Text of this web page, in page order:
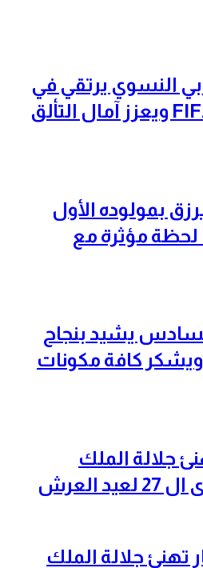
النسوي يرتقي في
تصنيف FIFA 2026 ويعزز آمال التألق
بمولوده الأول
لحظة مؤثرة مع
يشيد بنجاح
كافة مكونات
جلالة الملك
العرش
تهنئ جلالة الملك